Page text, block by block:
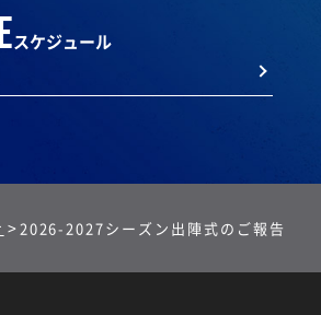
スケジュール
>2026-2027シーズン出陣式のご報告